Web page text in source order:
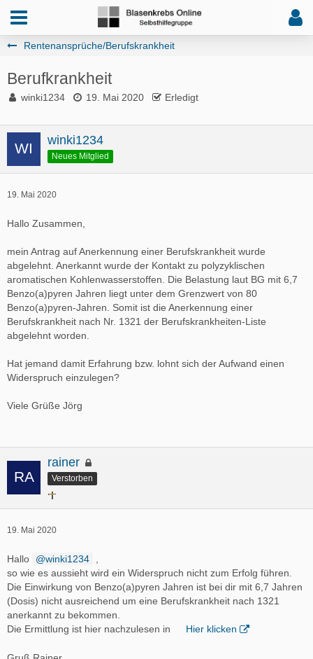
Rentenansprüche/Berufskrankheit
Berufkrankheit
winki1234 19. Mai 2020 Erledigt
winki1234
Neues Mitglied
19. Mai 2020
Hallo Zusammen,
mein Antrag auf Anerkennung einer Berufskrankheit wurde
abgelehnt. Anerkannt wurde der Kontakt zu polyzyklischen
aromatischen Kohlenwasserstoffen. Die Belastung laut BG mit 6,7
Benzo(a)pyren Jahren liegt unter dem Grenzwert von 80
Benzo(a)pyren-Jahren. Somit ist die Anerkennung einer
Berufskrankheit nach Nr. 1321 der Berufskrankheiten-Liste
abgelehnt worden.
Hat jemand damit Erfahrung bzw. lohnt sich der Aufwand einen
Widerspruch einzulegen?
Viele Grüße Jörg
rainer
Verstorben
19. Mai 2020
Hallo winki1234
so wie es aussieht wird ein Widerspruch nicht zum Erfolg führen.
Die Einwirkung von Benzo(a)pyren Jahren ist bei dir mit 6,7 Jahren
(Dosis) nicht ausreichend um eine Berufskrankheit nach 1321
anerkannt zu bekommen.
Die Ermittlung ist hier nachzulesen in
Hier klicken